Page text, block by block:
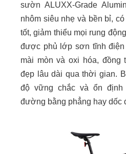
sườn ALUXX-Grade
nhôm siêu nhẹ và bền bỉ,
tốt, giảm thiểu mọi rung
được phủ lớp sơn tĩnh
mài mòn và oxi hóa,
đẹp lâu dài qua thời gian.
độ vững chắc và ổn
đường bằng phẳng hay dốc